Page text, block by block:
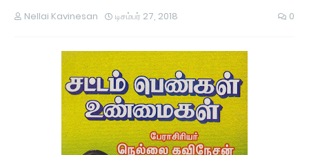
Nellai Kavinesan டிசம்பர் 27, 2018 0